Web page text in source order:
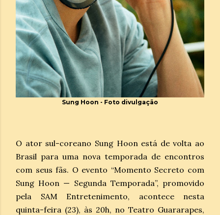
Sung Hoon - Foto divulgação
O ator sul-coreano Sung Hoon está de volta ao
Brasil para uma nova temporada de encontros
com seus fãs. O evento “Momento Secreto com
Sung Hoon — Segunda Temporada”, promovido
pela SAM Entretenimento, acontece nesta
quinta-feira (23), às 20h, no Teatro Guararapes,